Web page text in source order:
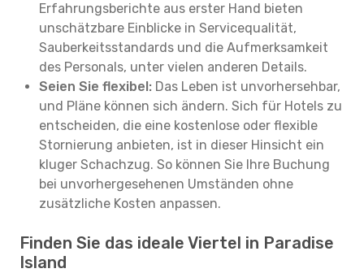
Erfahrungsberichte aus erster Hand bieten
unschätzbare Einblicke in Servicequalität,
Sauberkeitsstandards und die Aufmerksamkeit
des Personals, unter vielen anderen Details.
Seien Sie flexibel: Das Leben ist unvorhersehbar,
und Pläne können sich ändern. Sich für Hotels zu
entscheiden, die eine kostenlose oder flexible
Stornierung anbieten, ist in dieser Hinsicht ein
kluger Schachzug. So können Sie Ihre Buchung
bei unvorhergesehenen Umständen ohne
zusätzliche Kosten anpassen.
Finden Sie das ideale Viertel in Paradise
Island